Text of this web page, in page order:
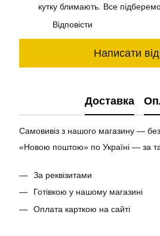
кутку блимають. Все
Відповісти
Написати
Доставка
Самовивіз з нашого магазину —
«Новою поштою» по Україні — за
За реквізитами
Готівкою у нашому магазині
Оплата карткою на сайті